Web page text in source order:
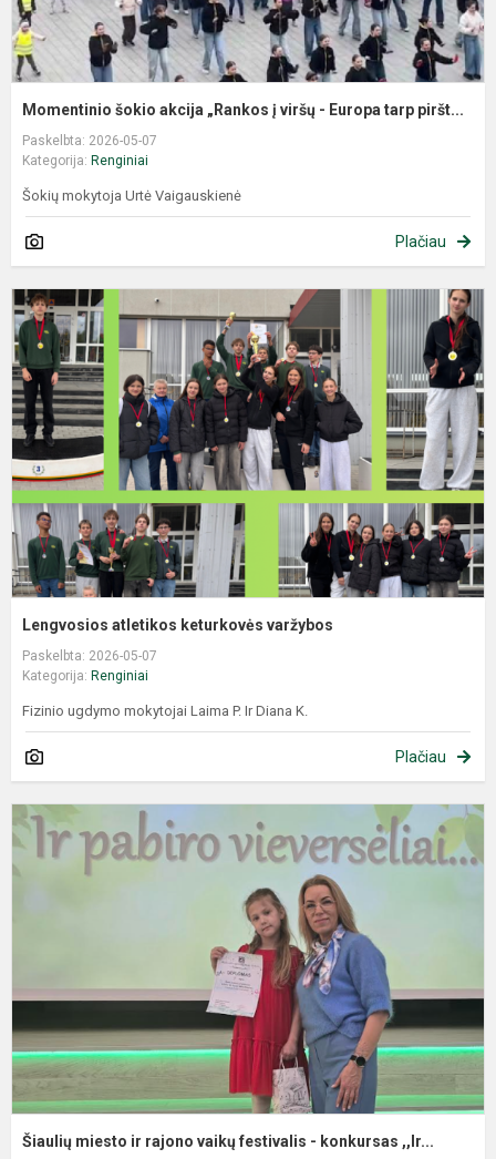
Momentinio šokio akcija „Rankos į viršų - Europa tarp piršt...
Paskelbta: 2026-05-07
Kategorija: Renginiai
Šokių mokytoja Urtė Vaigauskienė
Plačiau
Lengvosios atletikos keturkovės varžybos
Paskelbta: 2026-05-07
Kategorija: Renginiai
Fizinio ugdymo mokytojai Laima P. Ir Diana K.
Plačiau
Šiaulių miesto ir rajono vaikų festivalis - konkursas ,,Ir...